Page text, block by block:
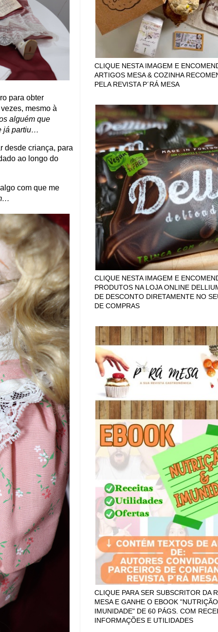
para obter
mesmo à
alguém que
já partiu…
desde criança, para
ao longo do
com que me
…
CLIQUE NESTA IMAGEM E
ARTIGOS MESA & COZINHA
PELA REVISTA P´RÁ MESA
CLIQUE NESTA IMAGEM E
PRODUTOS NA LOJA ONLINE
DE DESCONTO DIRETAMENTE NO
DE COMPRAS
CLIQUE PARA SER SUBSCRITOR DA
MESA E GANHE O EBOOK
IMUNIDADE" DE 60 PÁGS. COM
INFORMAÇÕES E UTILIDADES